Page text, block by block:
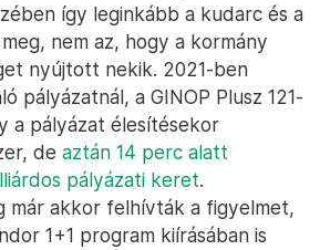
így leginkább a kudarc és a
nem az, hogy a kormány
nyújtott nekik. 2021-ben
pályázatnál, a GINOP Plusz 121-
a pályázat élesítésekor
de aztán 14 perc alatt
pályázati keret.
már akkor felhívták a figyelmet,
1+1 program kiírásában is